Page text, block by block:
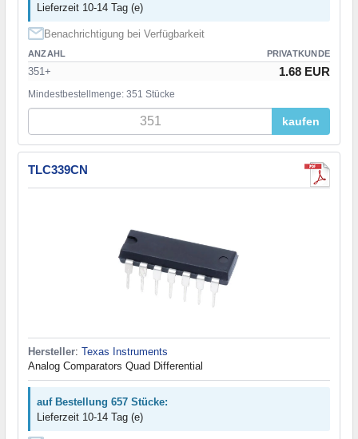
Lieferzeit 10-14 Tag (e)
Benachrichtigung bei Verfügbarkeit
ANZAHL PRIVATKUNDE
351+ 1.68 EUR
Mindestbestellmenge: 351 Stücke
kaufen
TLC339CN
Hersteller: Texas Instruments
Analog Comparators Quad Differential
auf Bestellung 657 Stücke:
Lieferzeit 10-14 Tag (e)